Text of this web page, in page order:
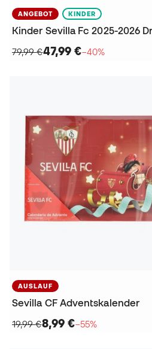
ANGEBOT KINDER
79,99 €47,99 €−40%
AUSLAUF
Sevilla CF Adventskalender
19,99 €8,99 €−55%